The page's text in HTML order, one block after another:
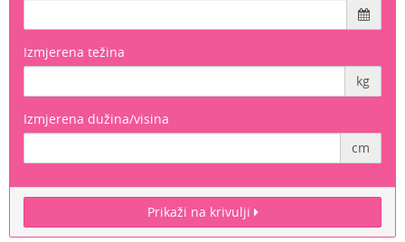
Izmjerena težina
kg
Izmjerena dužina/visina
cm
Prikaži na krivulji